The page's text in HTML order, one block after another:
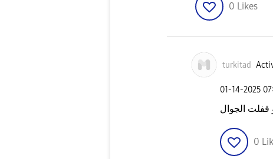
0 Likes
turkitad
‎01-14-2025
0